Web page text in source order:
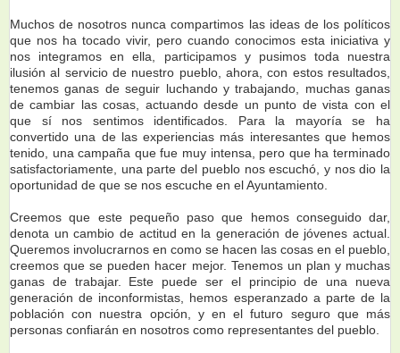
Muchos de nosotros nunca compartimos las ideas de los políticos
que nos ha tocado vivir, pero cuando conocimos esta iniciativa y
nos integramos en ella, participamos y pusimos toda nuestra
ilusión al servicio de nuestro pueblo, ahora, con estos resultados,
tenemos ganas de seguir luchando y trabajando, muchas ganas
de cambiar las cosas, actuando desde un punto de vista con el
que sí nos sentimos identificados. Para la mayoría se ha
convertido una de las experiencias más interesantes que hemos
tenido, una campaña que fue muy intensa, pero que ha terminado
satisfactoriamente, una parte del pueblo nos escuchó, y nos dio la
oportunidad de que se nos escuche en el Ayuntamiento.
Creemos que este pequeño paso que hemos conseguido dar,
denota un cambio de actitud en la generación de jóvenes actual.
Queremos involucrarnos en como se hacen las cosas en el pueblo,
creemos que se pueden hacer mejor. Tenemos un plan y muchas
ganas de trabajar. Este puede ser el principio de una nueva
generación de inconformistas, hemos esperanzado a parte de la
población con nuestra opción, y en el futuro seguro que más
personas confiarán en nosotros como representantes del pueblo.